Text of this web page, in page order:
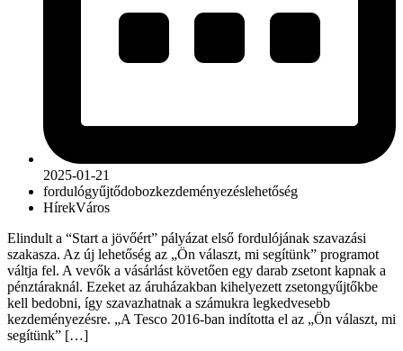
2025-01-21
fordulógyűjtődobozkezdeményezéslehetőség
HírekVáros
Elindult a “Start a jövőért” pályázat első fordulójának szavazási
szakasza. Az új lehetőség az „Ön választ, mi segítünk” programot
váltja fel. A vevők a vásárlást követően egy darab zsetont kapnak a
pénztáraknál. Ezeket az áruházakban kihelyezett zsetongyűjtőkbe
kell bedobni, így szavazhatnak a számukra legkedvesebb
kezdeményezésre. „A Tesco 2016-ban indította el az „Ön választ, mi
segítünk” […]